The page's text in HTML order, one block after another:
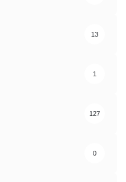
13
1
127
0